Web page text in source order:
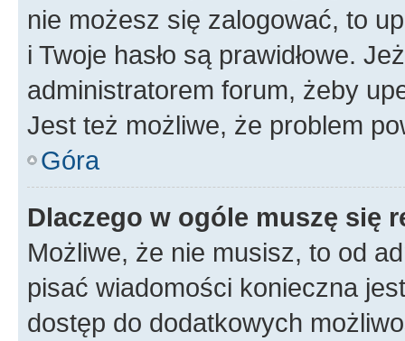
nie możesz się zalogować, to
i Twoje hasło są prawidłowe.
administratorem forum, żeby
Jest też możliwe, że problem
Góra
Dlaczego w ogóle muszę się
Możliwe, że nie musisz, to od
pisać wiadomości konieczna
dostęp do dodatkowych